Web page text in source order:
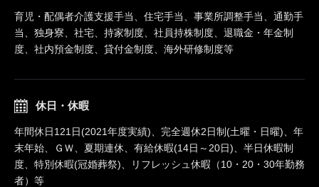
育児・配偶者介護支援手当、住宅手当、事業所調整手当、通勤手
当、独身寮、社宅、持家制度、社員持株制度、退職金・年金制
度、社内預金制度、貸付金制度、海外研修制度等
休日・休暇
年間休日121日(2021年度実績)、完全週休2日制(土曜・日曜)、年
末年始、ＧＷ、夏期連休、有給休暇(14日～20日)、半日休暇制
度、特別休暇(冠婚葬祭)、リフレッシュ休暇（10・20・30年勤務
者）等